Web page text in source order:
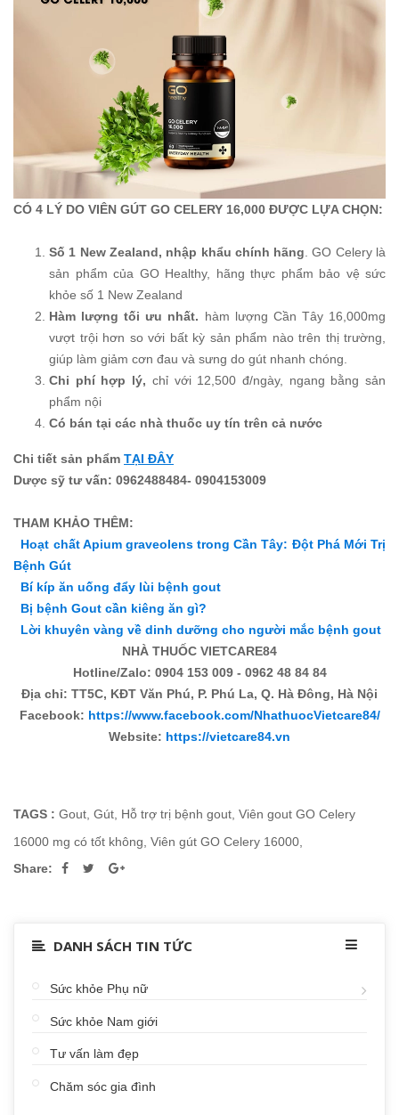
CÓ 4 LÝ DO VIÊN GÚT GO CELERY 16,000 ĐƯỢC LỰA CHỌN:
Số 1 New Zealand, nhập khẩu chính hãng . GO Celery là
sản phẩm của GO Healthy, hãng thực phẩm bảo vệ sức
khỏe số 1 New Zealand
Hàm lượng tối ưu nhất. hàm lượng Cần Tây 16,000mg
vượt trội hơn so với bất kỳ sản phẩm nào trên thị trường,
giúp làm giảm cơn đau và sưng do gút nhanh chóng.
Chi phí hợp lý, chỉ với 12,500 đ/ngày, ngang bằng sản
phẩm nội
Có bán tại các nhà thuốc uy tín trên cả nước
Chi tiết sản phẩm TẠI ĐÂY
Dược sỹ tư vấn: 0962488484- 0904153009
THAM KHẢO THÊM:
Hoạt chất Apium graveolens trong Cần Tây: Đột Phá Mới Trị
Bệnh Gút
Bí kíp ăn uống đẩy lùi bệnh gout
Bị bệnh Gout cần kiêng ăn gì?
Lời khuyên vàng về dinh dưỡng cho người mắc bệnh gout
NHÀ THUỐC VIETCARE84
Hotline/Zalo: 0904 153 009 - 0962 48 84 84
Địa chỉ: TT5C, KĐT Văn Phú, P. Phú La, Q. Hà Đông, Hà Nội
Facebook: https://www.facebook.com/NhathuocVietcare84/
Website: https://vietcare84.vn
TAGS : Gout Gút Hỗ trợ trị bệnh gout Viên gout GO Celery
16000 mg có tốt không Viên gút GO Celery 16000
Share:
DANH SÁCH TIN TỨC
Sức khỏe Phụ nữ
Sức khỏe Nam giới
Tư vấn làm đẹp
Chăm sóc gia đình